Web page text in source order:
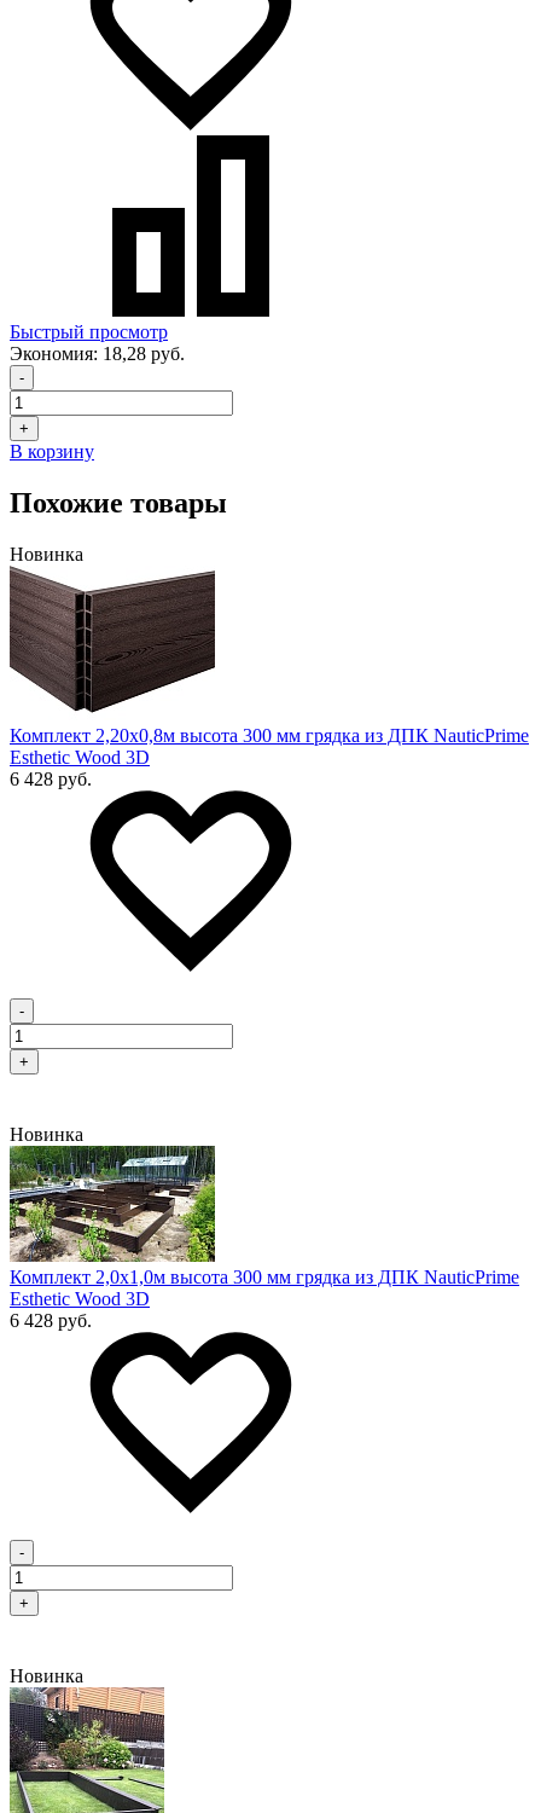
Быстрый просмотр
Экономия: 18,28 руб.
-
+
В корзину
Похожие товары
Новинка
Комплект 2,20х0,8м высота 300 мм грядка из ДПК NauticPrime
Esthetic Wood 3D
6 428 руб.
-
+
Новинка
Комплект 2,0х1,0м высота 300 мм грядка из ДПК NauticPrime
Esthetic Wood 3D
6 428 руб.
-
+
Новинка